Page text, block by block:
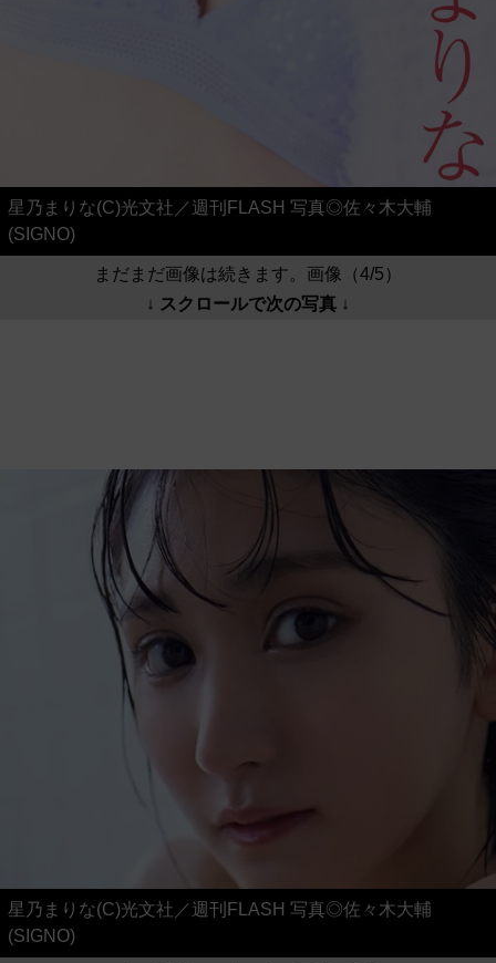
星乃まりな(C)光文社／週刊FLASH 写真◎佐々木大輔
(SIGNO)
まだまだ画像は続きます。画像（4/5）
↓ スクロールで次の写真 ↓
星乃まりな(C)光文社／週刊FLASH 写真◎佐々木大輔
(SIGNO)